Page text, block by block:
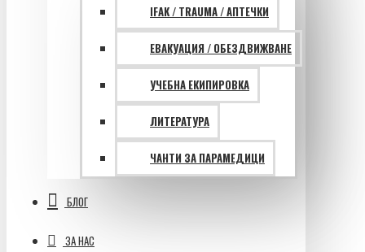
IFAK / TRAUMA / АПТЕЧКИ
ЕВАКУАЦИЯ / ОБЕЗДВИЖВАНЕ
УЧЕБНА ЕКИПИРОВКА
ЛИТЕРАТУРА
ЧАНТИ ЗА ПАРАМЕДИЦИ
БЛОГ
ЗА НАС